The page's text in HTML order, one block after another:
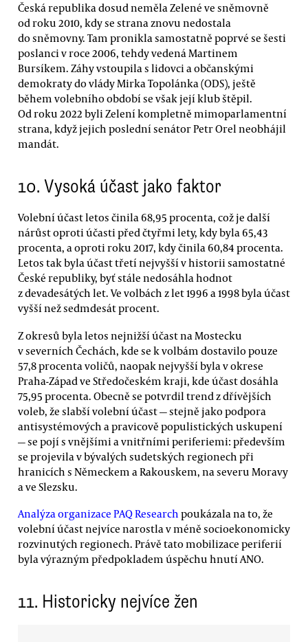
Česká republika dosud neměla Zelené ve sněmovně
od roku 2010, kdy se strana znovu nedostala
do sněmovny. Tam pronikla samostatně poprvé se šesti
poslanci v roce 2006, tehdy vedená Martinem
Bursíkem. Záhy vstoupila s lidovci a občanskými
demokraty do vlády Mirka Topolánka (ODS), ještě
během volebního období se však její klub štěpil.
Od roku 2022 byli Zelení kompletně mimoparlamentní
strana, když jejich poslední senátor Petr Orel neobhájil
mandát.
10. Vysoká účast jako faktor
Volební účast letos činila 68,95 procenta, což je další
nárůst oproti účasti před čtyřmi lety, kdy byla 65,43
procenta, a oproti roku 2017, kdy činila 60,84 procenta.
Letos tak byla účast třetí nejvyšší v historii samostatné
České republiky, byť stále nedosáhla hodnot
z devadesátých let. Ve volbách z let 1996 a 1998 byla účast
vyšší než sedmdesát procent.
Z okresů byla letos nejnižší účast na Mostecku
v severních Čechách, kde se k volbám dostavilo pouze
57,8 procenta voličů, naopak nejvyšší byla v okrese
Praha-Západ ve Středočeském kraji, kde účast dosáhla
75,95 procenta. Obecně se potvrdil trend z dřívějších
voleb, že slabší volební účast — stejně jako podpora
antisystémových a pravicově populistických uskupení
— se pojí s vnějšími a vnitřními periferiemi: především
se projevila v bývalých sudetských regionech při
hranicích s Německem a Rakouskem, na severu Moravy
a ve Slezsku.
Analýza organizace PAQ Research poukázala na to, že
volební účast nejvíce narostla v méně socioekonomicky
rozvinutých regionech. Právě tato mobilizace periferií
byla výrazným předpokladem úspěchu hnutí ANO.
11. Historicky nejvíce žen